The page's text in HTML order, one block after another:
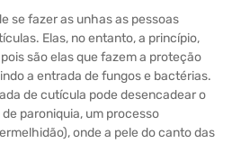
se fazer as unhas as pessoas
Elas, no entanto, a princípio,
são elas que fazem a proteção
a entrada de fungos e bactérias.
de cutícula pode desencadear o
paroniquia, um processo
onde a pele do canto das